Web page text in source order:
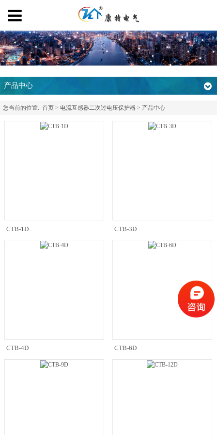
产品中心
您当前的位置: 首页 > 电流互感器二次过电压保护器 > 产品中心
CTB-1D CTB-3D
CTB-4D CTB-6D